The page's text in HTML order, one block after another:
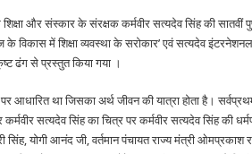
और संस्कार के संरक्षक कर्मवीर सत्यदेव सिंह की सातवीं
के विकास में शिक्षा व्यवस्था के सरोकार’ एवं सत्यदेव
ढंग से प्रस्तुत किया गया ।
आधारित था जिसका अर्थ जीवन की यात्रा होता है।
कर्मवीर सत्यदेव सिंह का चित्र पर कर्मवीर सत्यदेव सिंह की
सिंह, योगी आनंद जी, वर्तमान पंचायत राज्य मंत्री